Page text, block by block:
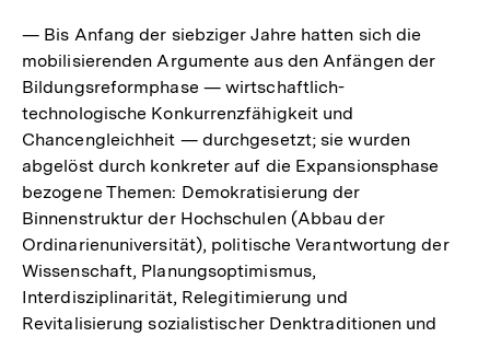
— Bis Anfang der siebziger Jahre hatten sich die
mobilisierenden Argumente aus den Anfängen der
Bildungsreformphase — wirtschaftlich-
technologische Konkurrenzfähigkeit und
Chancengleichheit — durchgesetzt; sie wurden
abgelöst durch konkreter auf die Expansionsphase
bezogene Themen: Demokratisierung der
Binnenstruktur der Hochschulen (Abbau der
Ordinarienuniversität), politische Verantwortung der
Wissenschaft, Planungsoptimismus,
Interdisziplinarität, Relegitimierung und
Revitalisierung sozialistischer Denktraditionen und